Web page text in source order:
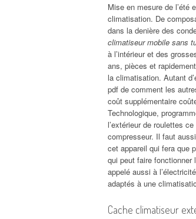
Mise en mesure de l’été
climatisation. De
dans la denière des
climatiseur mobile sans
à l’intérieur et des
ans, pièces et
la climatisation. Autant
pdf de comment les
coût supplémentaire
Technologique,
l’extérieur de roulettes
compresseur. Il faut
cet appareil qui fera que
qui peut faire fonctionner
appelé aussi à
adaptés à une
Cache climatiseur